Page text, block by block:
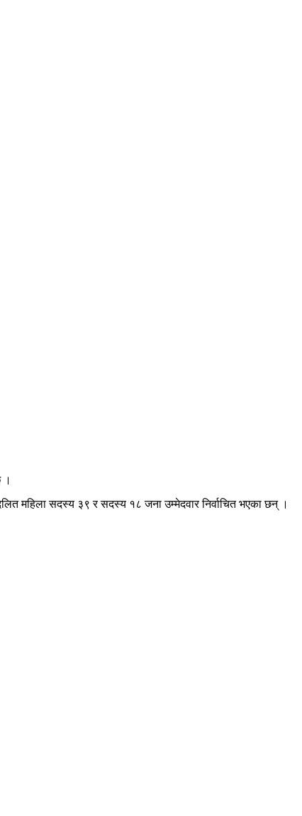
।
महिला सदस्य ३९ र सदस्य १८ जना उम्मेदवार निर्वाचित भएका छन् ।